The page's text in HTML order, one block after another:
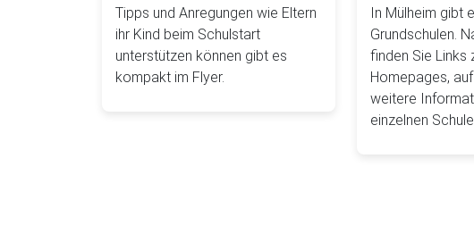
Tipps und Anregungen wie Eltern
ihr Kind beim Schulstart
unterstützen können gibt es
kompakt im Flyer.
In Mülheim gibt
Grundschulen.
finden Sie Links
Homepages,
weitere
einzelnen